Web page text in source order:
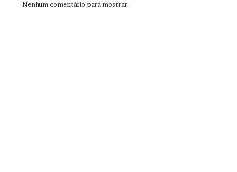
Nenhum comentário para mostrar.